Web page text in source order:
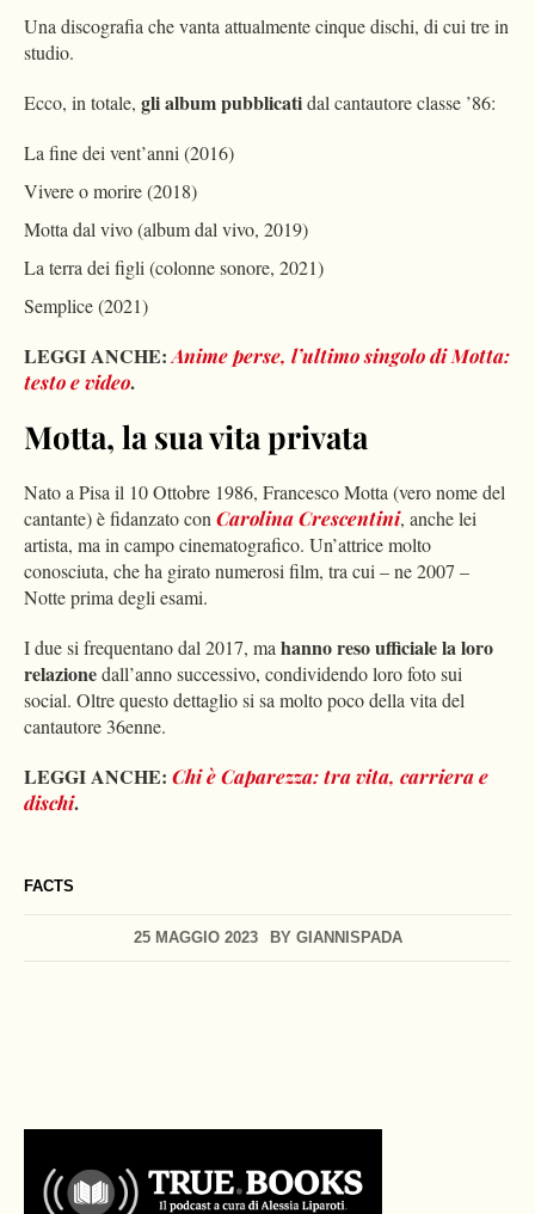
FACTS
25 MAGGIO 2023 BY GIANNISPADA
Una discografia che vanta attualmente cinque dischi, di cui tre in
studio.
Ecco, in totale, gli album pubblicatidal cantautore classe ’86:
La fine dei vent’anni (2016)
Vivere o morire (2018)
Motta dal vivo (album dal vivo, 2019)
La terra dei figli (colonne sonore, 2021)
Semplice (2021)
LEGGI ANCHE:Anime perse, l’ultimo singolo di Motta:
testo e video.
Motta, la sua vita privata
Nato a Pisa il 10 Ottobre 1986, Francesco Motta (vero nome del
cantante) è fidanzato con Carolina Crescentini, anche lei
artista, ma in campo cinematografico. Un’attrice molto
conosciuta, che ha girato numerosi film, tra cui – ne 2007 –
Notte prima degli esami.
I due si frequentano dal 2017, ma hanno reso ufficiale la loro
relazionedall’anno successivo, condividendo loro foto sui
social. Oltre questo dettaglio si sa molto poco della vita del
cantautore 36enne.
LEGGI ANCHE: Chi è Caparezza: tra vita, carriera e
dischi.